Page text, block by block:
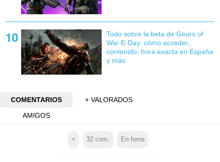
Todo sobre la beta de Gears of
War E-Day: cómo acceder,
contenido, hora exacta en España
y más
COMENTARIOS
+ VALORADOS
AMIGOS
< 32 com. En foros